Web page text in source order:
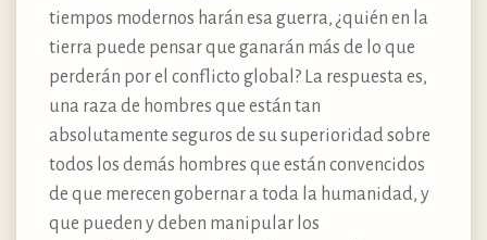
tiempos modernos harán esa guerra, ¿quién en la
tierra puede pensar que ganarán más de lo que
perderán por el conflicto global? La respuesta es,
una raza de hombres que están tan
absolutamente seguros de su superioridad sobre
todos los demás hombres que están convencidos
de que merecen gobernar a toda la humanidad, y
que pueden y deben manipular los